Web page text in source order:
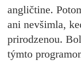
angličtine.
ani nevšimla,
prirodzenou.
týmto